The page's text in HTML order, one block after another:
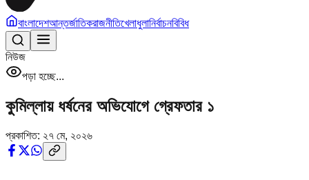
বাংলাদেশআন্তর্জাতিকরাজনীতিখেলাধুলানির্বাচনবিবিধ
নিউজ
পড়া হচ্ছে...
কুমিল্লায় ধর্ষনের অভিযোগে গ্রেফতার ১
প্রকাশিত: ২৭ মে, ২০২৬